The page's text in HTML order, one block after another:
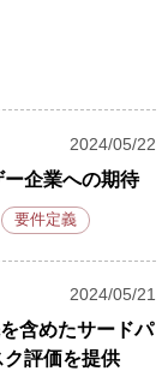
2024/05/22
企業への期待
要件定義
2024/05/21
含めたサードパ
評価を提供